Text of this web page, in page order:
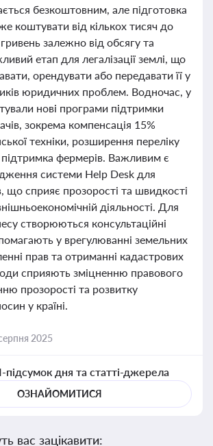
безкоштовним, але підготовка
коштувати від кількох тисяч до
залежно від обсягу та
етап для легалізації землі, що
орендувати або передавати її у
юридичних проблем. Водночас, у
нові програми підтримки
зокрема компенсація 15%
техніки, розширення переліку
фермерів. Важливим є
системи Help Desk для
що сприяє прозорості та швидкості
діяльності. Для
створюються консультаційні
у врегулюванні земельних
прав та отриманні кадастрових
сприяють зміцненню правового
прозорості та розвитку
у країні.
2025
дня та статті-джерела
ОЗНАЙОМИТИСЯ
вас зацікавити: